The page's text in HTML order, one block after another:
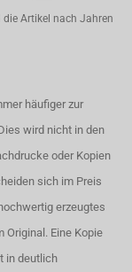
Artikel nach Jahren
häufiger zur
wird nicht in den
oder Kopien
sich im Preis
erzeugtes
Eine Kopie
in deutlich